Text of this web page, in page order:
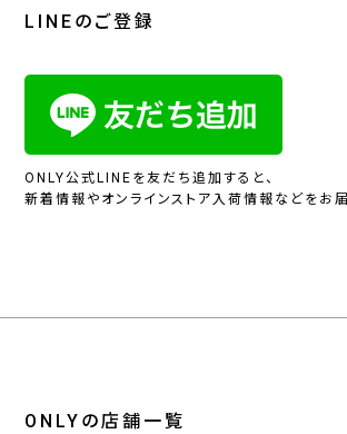
LINEのご登録
ONLY公式LINEを友だち追加すると、
新着情報やオンラインストア入荷情報などをお届
ONLYの店舗一覧